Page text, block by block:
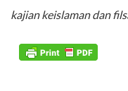
kajian keislaman dan